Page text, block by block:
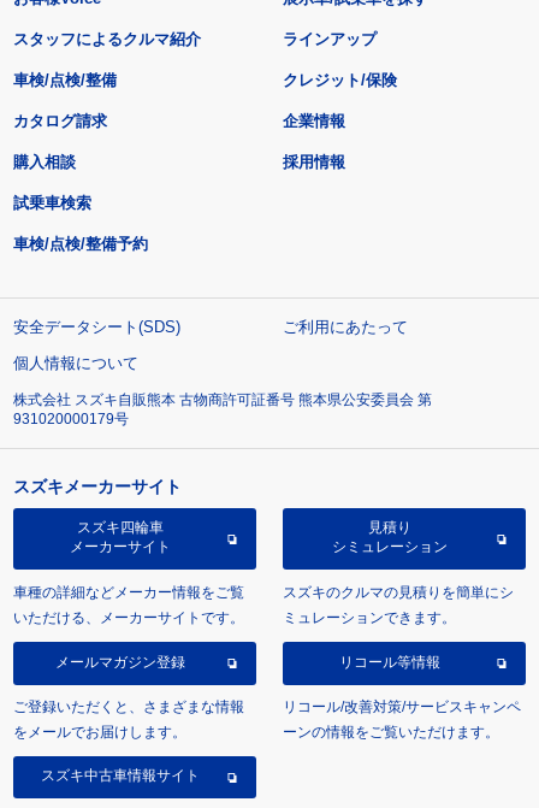
スタッフによるクルマ紹介 ラインアップ
車検/点検/整備 クレジット/保険
カタログ請求
購入相談
試乗車検索
車検/点検/整備予約
企業情報
採用情報
安全データシート(SDS)
ご利用にあたって
個人情報について
株式会社 スズキ自販熊本 古物商許可証番号 熊本県公安委員会 第
931020000179号
スズキメーカーサイト
スズキ四輪車
メーカーサイト
車種の詳細などメーカー情報をご覧
いただける、メーカーサイトです。
見積り
シミュレーション
スズキのクルマの見積りを簡単にシ
ミュレーションできます。
メールマガジン登録
ご登録いただくと、さまざまな情報
をメールでお届けします。
リコール等情報
リコール/改善対策/サービスキャンペ
ーンの情報をご覧いただけます。
スズキ中古車情報サイト